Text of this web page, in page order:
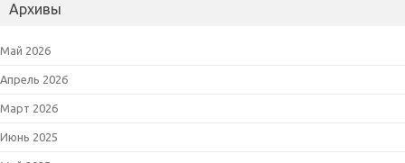
Архивы
Май 2026
Апрель 2026
Март 2026
Июнь 2025